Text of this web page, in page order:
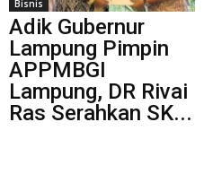
Bisnis
Adik Gubernur
Lampung Pimpin
APPMBGI
Lampung, DR Rivai
Ras Serahkan SK...